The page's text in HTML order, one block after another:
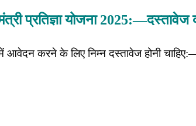
प्रतिज्ञा योजना 2025:—दस्तावेज
में आवेदन करने के लिए निम्न दस्तावेज होनी